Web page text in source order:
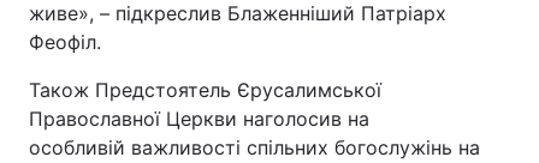
живе», – підкреслив Блаженніший Патріарх
Феофіл.
Також Предстоятель Єрусалимської
Православної Церкви наголосив на
особливій важливості спільних богослужінь на